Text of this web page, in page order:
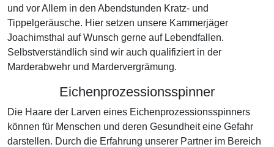
und vor Allem in den Abendstunden Kratz- und
Tippelgeräusche. Hier setzen unsere Kammerjäger
Joachimsthal auf Wunsch gerne auf Lebendfallen.
Selbstverständlich sind wir auch qualifiziert in der
Marderabwehr und Mardervergrämung.
Eichenprozessionsspinner
Die Haare der Larven eines Eichenprozessionsspinners
können für Menschen und deren Gesundheit eine Gefahr
darstellen. Durch die Erfahrung unserer Partner im Bereich